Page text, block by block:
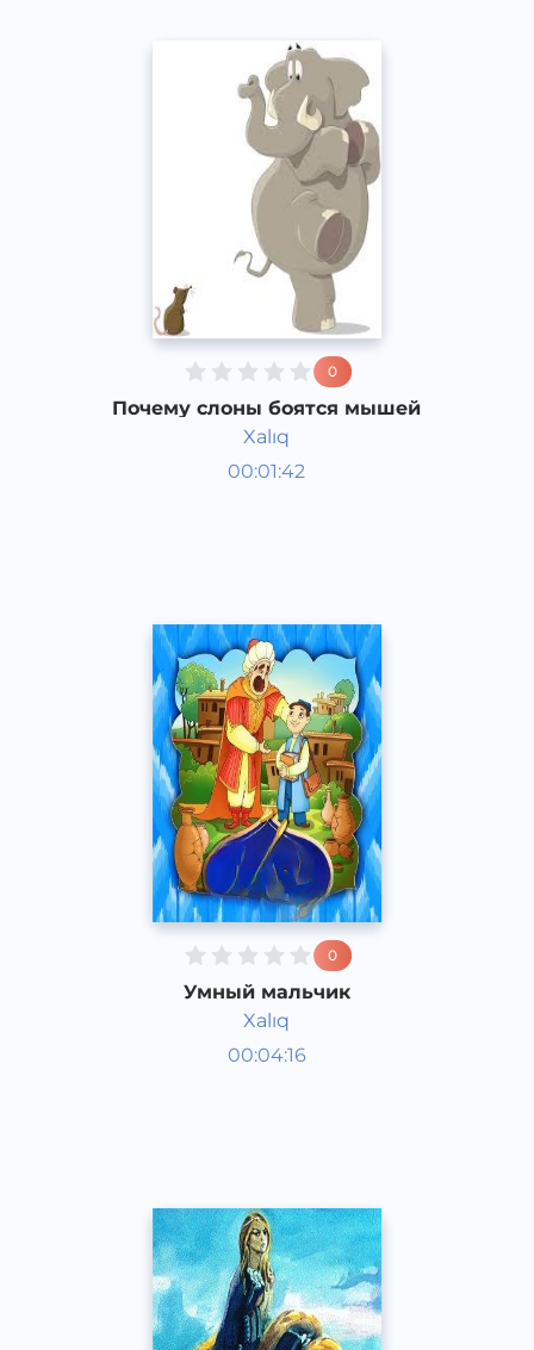
0
Почему слоны боятся мышей
Xalıq
00:01:42
Аудиосказки
0
Умный мальчик
Xalıq
00:04:16
Аудиосказки